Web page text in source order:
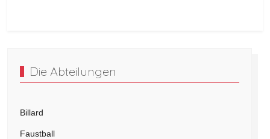
Die Abteilungen
Billard
Faustball